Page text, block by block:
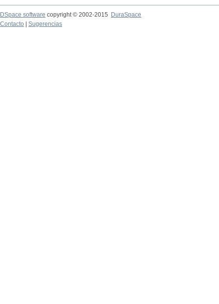
DSpace software copyright © 2002-2015
DuraSpace
Contacto
Sugerencias